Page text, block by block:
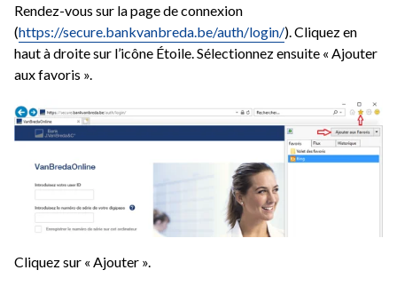
Rendez-vous sur la page de connexion
(https://secure.bankvanbreda.be/auth/login/) . Cliquez en
haut à droite sur l’icône Étoile. Sélectionnez ensuite « Ajouter
aux favoris ».
Cliquez sur « Ajouter ».